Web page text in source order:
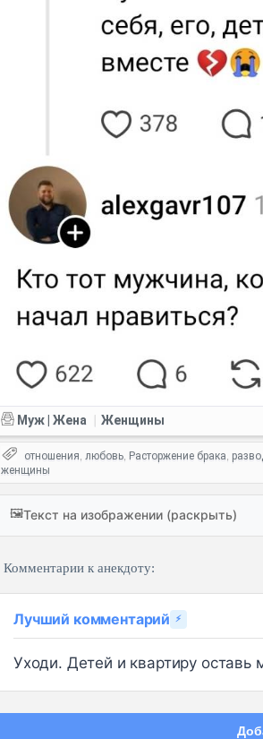
Муж | Жена Женщины
отношения, любовь, Расторжение брака,
женщины
🖼️Текст на изображении (раскрыть)
Комментарии к анекдоту:
Лучший комментарий ⚡
Уходи. Детей и квартиру